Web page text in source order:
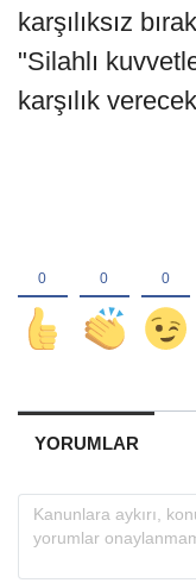
karşılıksız
"Silahlı
karşılık
YORUMLAR